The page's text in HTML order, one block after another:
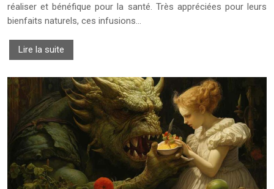
réaliser et bénéfique pour la santé. Très appréciées pour leurs
bienfaits naturels, ces infusions…
Lire la suite